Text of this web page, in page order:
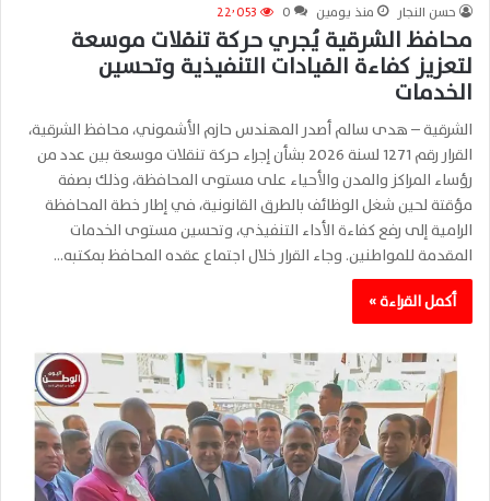
حسن النجار منذ يومين 0 22٬053
محافظ الشرقية يُجري حركة تنقلات موسعة
لتعزيز كفاءة القيادات التنفيذية وتحسين
الخدمات
الشرقية – هدى سالم أصدر المهندس حازم الأشموني، محافظ الشرقية،
القرار رقم 1271 لسنة 2026 بشأن إجراء حركة تنقلات موسعة بين عدد من
رؤساء المراكز والمدن والأحياء على مستوى المحافظة، وذلك بصفة
مؤقتة لحين شغل الوظائف بالطرق القانونية، في إطار خطة المحافظة
الرامية إلى رفع كفاءة الأداء التنفيذي، وتحسين مستوى الخدمات
المقدمة للمواطنين. وجاء القرار خلال اجتماع عقده المحافظ بمكتبه…
أكمل القراءة »